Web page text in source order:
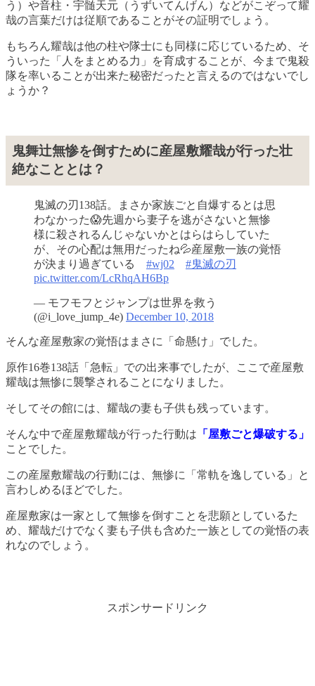
う）や音柱・宇髄天元（うずいてんげん）などがこぞって耀
哉の言葉だけは従順であることがその証明でしょう。
もちろん耀哉は他の柱や隊士にも同様に応じているため、そ
ういった「人をまとめる力」を育成することが、今まで鬼殺
隊を率いることが出来た秘密だったと言えるのではないでし
ょうか？
鬼舞辻無惨を倒すために産屋敷耀哉が行った壮
絶なこととは？
鬼滅の刃138話。まさか家族ごと自爆するとは思
わなかった😱先週から妻子を逃がさないと無惨
様に殺されるんじゃないかとはらはらしていた
が、その心配は無用だったね💦産屋敷一族の覚悟
が決まり過ぎている #wj02
#鬼滅の刃
pic.twitter.com/LcRhqAH6Bp
— モフモフとジャンプは世界を救う
(@i_love_jump_4e) December 10, 2018
そんな産屋敷家の覚悟はまさに「命懸け」でした。
原作16巻138話「急転」での出来事でしたが、ここで産屋敷
耀哉は無惨に襲撃されることになりました。
そしてその館には、耀哉の妻も子供も残っています。
そんな中で産屋敷耀哉が行った行動は 「屋敷ごと爆破する」
ことでした。
この産屋敷耀哉の行動には、無惨に「常軌を逸している」と
言わしめるほどでした。
産屋敷家は一家として無惨を倒すことを悲願としているた
め、耀哉だけでなく妻も子供も含めた一族としての覚悟の表
れなのでしょう。
スポンサードリンク